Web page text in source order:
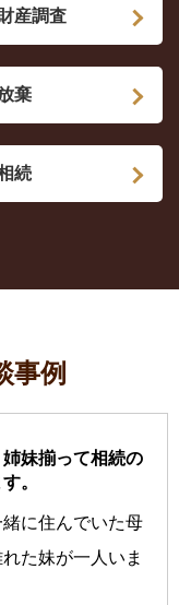
産調査
棄
続
事例
妹揃って相続の
。
に住んでいた母
た妹が一人いま